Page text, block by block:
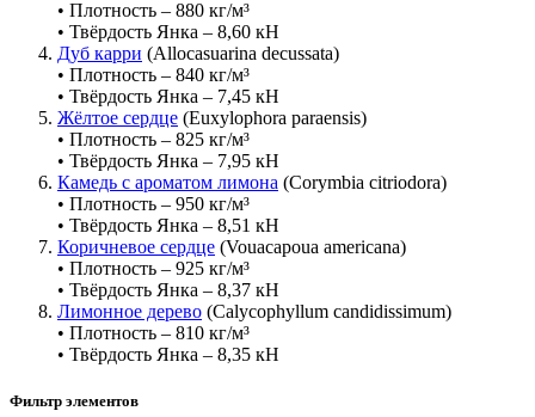
• Плотность – 880 кг/м³
• Твёрдость Янка – 8,60 кН
Дуб карри (Allocasuarina decussata)
• Плотность – 840 кг/м³
• Твёрдость Янка – 7,45 кН
Жёлтое сердце (Euxylophora paraensis)
• Плотность – 825 кг/м³
• Твёрдость Янка – 7,95 кН
Камедь с ароматом лимона (Corymbia citriodora)
• Плотность – 950 кг/м³
• Твёрдость Янка – 8,51 кН
Коричневое сердце (Vouacapoua americana)
• Плотность – 925 кг/м³
• Твёрдость Янка – 8,37 кН
Лимонное дерево (Calycophyllum candidissimum)
• Плотность – 810 кг/м³
• Твёрдость Янка – 8,35 кН
Фильтр элементов